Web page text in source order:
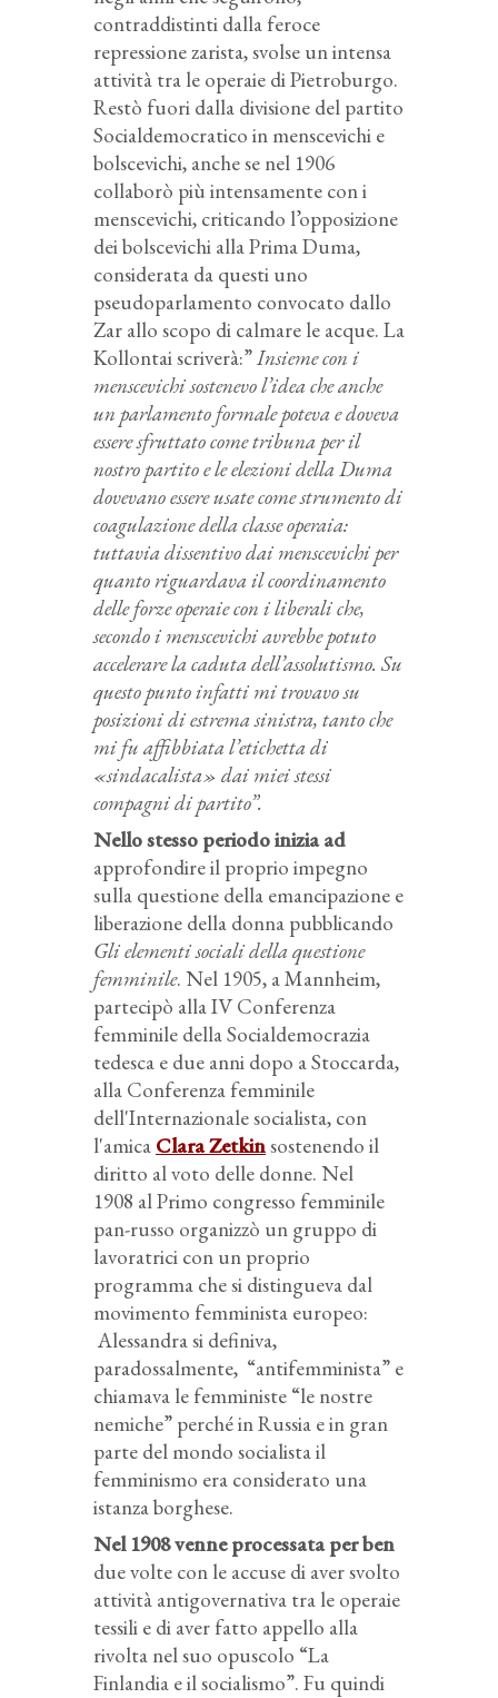
contraddistinti dalla feroce
repressione zarista, svolse un intensa
attività tra le operaie di Pietroburgo.
Restò fuori dalla divisione del partito
Socialdemocratico in menscevichi e
bolscevichi, anche se nel 1906
collaborò più intensamente con i
menscevichi, criticando l’opposizione
dei bolscevichi alla Prima Duma,
considerata da questi uno
pseudoparlamento convocato dallo
Zar allo scopo di calmare le acque. La
Kollontai scriverà:”Insieme con i
menscevichi sostenevo l’idea che anche
un parlamento formale poteva e doveva
essere sfruttato come tribuna per il
nostro partito e le elezioni della Duma
dovevano essere usate come strumento di
coagulazione della classe operaia:
tuttavia dissentivo dai menscevichi per
quanto riguardava il coordinamento
delle forze operaie con i liberali che,
secondo i menscevichi avrebbe potuto
accelerare la caduta dell’assolutismo. Su
questo punto infatti mi trovavo su
posizioni di estrema sinistra, tanto che
mi fu affibbiata l’etichetta di
«sindacalista» dai miei stessi
compagni di partito”.
Nello stesso periodo inizia ad
approfondire il proprio impegno
sulla questione della emancipazione e
liberazione della donna pubblicando
Gli elementi sociali della questione
femminile. Nel 1905, a Mannheim,
partecipò alla IV Conferenza
femminile della Socialdemocrazia
tedesca e due anni dopo a Stoccarda,
alla Conferenza femminile
dell'Internazionale socialista, con
l'amica Clara Zetkinsostenendo il
diritto al voto delle donne. Nel
1908 al Primo congresso femminile
pan-russo organizzò un gruppo di
lavoratrici con un proprio
programma che si distingueva dal
movimento femminista europeo:
Alessandra si definiva,
paradossalmente, “antifemminista” e
chiamava le femministe “le nostre
nemiche” perché in Russia e in gran
parte del mondo socialista il
femminismo era considerato una
istanza borghese.
Nel 1908 venne processata per ben
due volte con le accuse di aver svolto
attività antigovernativa tra le operaie
tessili e di aver fatto appello alla
rivolta nel suo opuscolo “La
Finlandia e il socialismo”. Fu quindi